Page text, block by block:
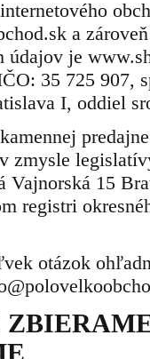
a
údajov je
35 725 907,
I, oddiel
zmysle
Vajnorská 15
registri
otázok